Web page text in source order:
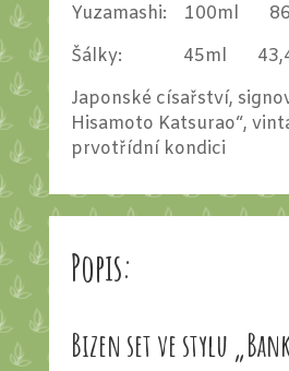
Yuzamashi: 100ml
Šálky: 45ml
Japonské císařství,
Hisamoto Katsurao“,
prvotřídní kondici
Popis:
Bizen set ve stylu